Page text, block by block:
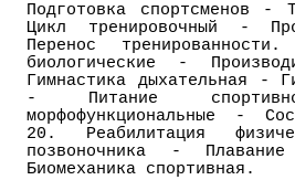
Подготовка спортсменов -
Цикл тренировочный -
Перенос
биологические -
Гимнастика дыхательная -
- Питание
морфофункциональные -
20. Реабилитация
позвоночника -
Биомеханика спортивная.